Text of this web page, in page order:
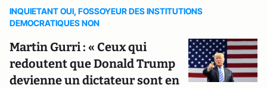
INQUIETANT OUI, FOSSOYEUR DES INSTITUTIONS
DEMOCRATIQUES NON
Martin Gurri : « Ceux qui
redoutent que Donald Trump
devienne un dictateur sont en